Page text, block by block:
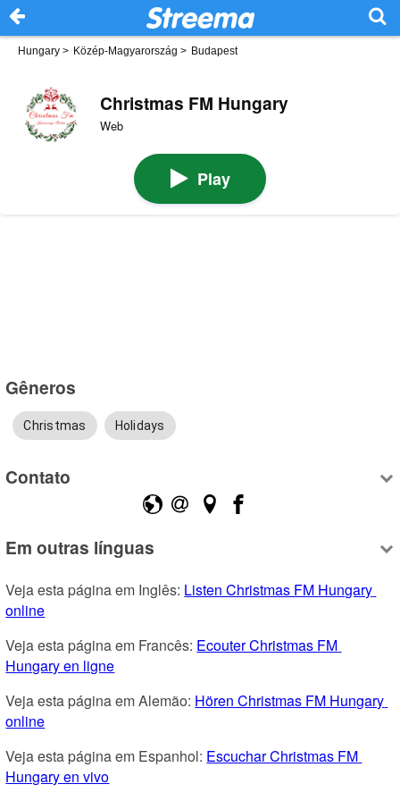
Hungary > Közép-Magyarország > Budapest
Christmas FM Hungary
Web
Play
Gêneros
Christmas Holidays
Contato
Em outras línguas
Veja esta página em Inglês: Listen Christmas FM Hungary
online
Veja esta página em Francês: Ecouter Christmas FM
Hungary en ligne
Veja esta página em Alemão: Hören Christmas FM Hungary
online
Veja esta página em Espanhol: Escuchar Christmas FM
Hungary en vivo